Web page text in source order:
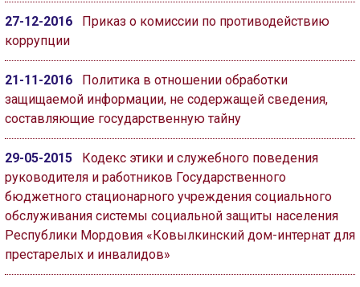
27-12-2016
Приказ о комиссии по противодействию
коррупции
21-11-2016
Политика в отношении обработки
защищаемой информации, не содержащей сведения,
составляющие государственную тайну
29-05-2015
Кодекс этики и служебного поведения
руководителя и работников Государственного
бюджетного стационарного учреждения социального
обслуживания системы социальной защиты населения
Республики Мордовия «Ковылкинский дом-интернат для
престарелых и инвалидов»